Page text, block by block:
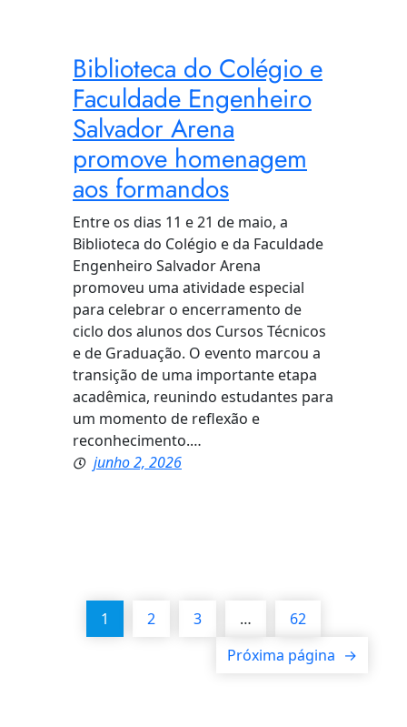
Biblioteca do Colégio e
Faculdade Engenheiro
Salvador Arena
promove homenagem
aos formandos
Entre os dias 11 e 21 de maio, a
Biblioteca do Colégio e da Faculdade
Engenheiro Salvador Arena
promoveu uma atividade especial
para celebrar o encerramento de
ciclo dos alunos dos Cursos Técnicos
e de Graduação. O evento marcou a
transição de uma importante etapa
acadêmica, reunindo estudantes para
um momento de reflexão e
reconhecimento.…
junho 2, 2026
1 2 3 …
62
Próxima página →